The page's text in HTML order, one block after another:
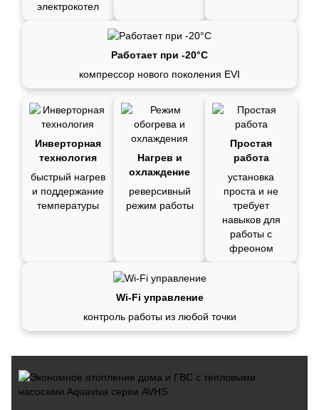
электрокотел
Работает при -20°C
компрессор нового поколения EVI
Инверторная
технология
быстрый нагрев
и поддержание
температуры
Нагрев и
охлаждение
реверсивный
режим работы
Простая
работа
установка
проста и не
требует
навыков для
работы с
фреоном
Wi-Fi управление
контроль работы из любой точки